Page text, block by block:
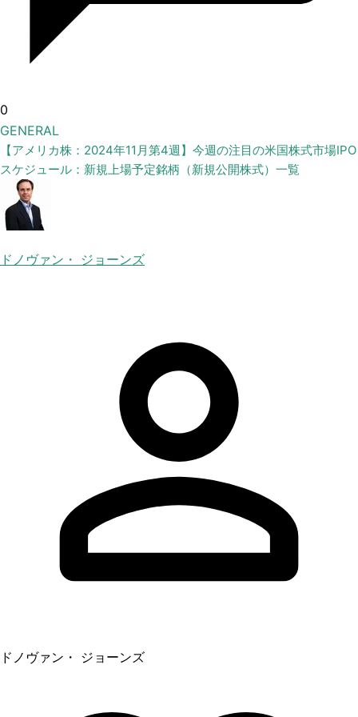
0
GENERAL
【アメリカ株：2024年11月第4週】今週の注目の米国株式市場IPO
スケジュール：新規上場予定銘柄（新規公開株式）一覧
ドノヴァン・ ジョーンズ
ドノヴァン・ ジョーンズ